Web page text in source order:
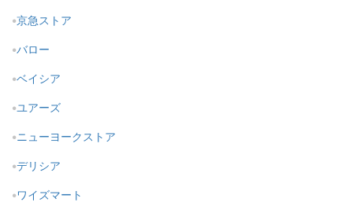
京急ストア
バロー
ベイシア
ユアーズ
ニューヨークストア
デリシア
ワイズマート